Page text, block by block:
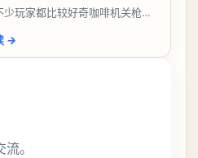
少玩家都比较好奇咖啡机关枪应
。异环咖啡机关枪怎么过一、
→
。